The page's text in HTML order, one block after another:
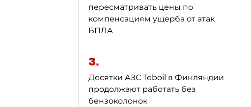
пересматривать цены по
компенсациям ущерба от атак
БПЛА
3.
Десятки АЗС Teboil в Финляндии
продолжают работать без
бензоколонок